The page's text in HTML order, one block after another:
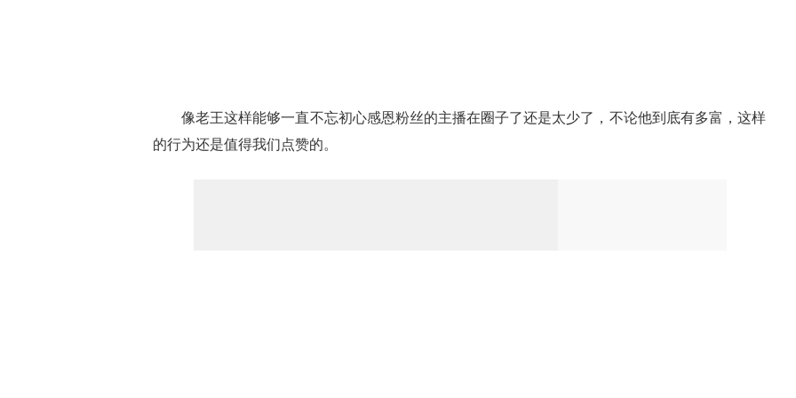
像老王这样能够一直不忘初心感恩粉丝的主播在圈子了还是太少了，不论他到底有多富，这样
的行为还是值得我们点赞的。